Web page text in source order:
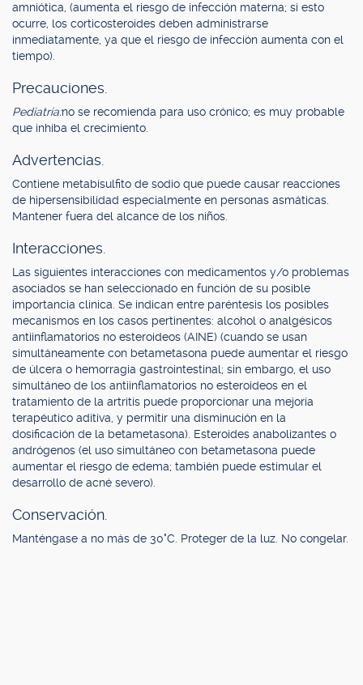
amniótica, (aumenta el riesgo de infección materna; si esto
ocurre, los corticosteroides deben administrarse
inmediatamente, ya que el riesgo de infección aumenta con el
tiempo).
Precauciones.
Pediatría:no se recomienda para uso crónico; es muy probable
que inhiba el crecimiento.
Advertencias.
Contiene metabisulfito de sodio que puede causar reacciones
de hipersensibilidad especialmente en personas asmáticas.
Mantener fuera del alcance de los niños.
Interacciones.
Las siguientes interacciones con medicamentos y/o problemas
asociados se han seleccionado en función de su posible
importancia clínica. Se indican entre paréntesis los posibles
mecanismos en los casos pertinentes: alcohol o analgésicos
antiinflamatorios no esteroideos (AINE) (cuando se usan
simultáneamente con betametasona puede aumentar el riesgo
de úlcera o hemorragia gastrointestinal; sin embargo, el uso
simultáneo de los antiinflamatorios no esteroideos en el
tratamiento de la artritis puede proporcionar una mejoría
terapéutico aditiva, y permitir una disminución en la
dosificación de la betametasona). Esteroides anabolizantes o
andrógenos (el uso simultáneo con betametasona puede
aumentar el riesgo de edema; también puede estimular el
desarrollo de acné severo).
Conservación.
Manténgase a no más de 30°C. Proteger de la luz. No congelar.